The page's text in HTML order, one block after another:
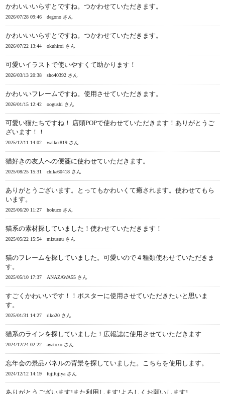
かわいいいらすとですね。つかわせていただきます。
2026/07/28 09:46 degono さん
かわいいいらすとですね。つかわせていただきます。
2026/07/22 13:44 okuhiroi さん
可愛いイラストで使いやすくて助かります！
2026/03/13 20:38 sho40392 さん
かわいいフレームですね。使用させていただきます。
2026/01/15 12:42 oogushi さん
可愛い猫たちですね！ 店頭POPで使わせていただきます！ありがとうご
ざいます！！
2025/12/11 14:02 walker819 さん
猫好きの友人への便箋に使わせていただきます。
2025/08/25 15:31 chika60418 さん
ありがとうございます。とってもかわいくて癒されます。使わせてもら
います。
2025/06/20 11:27 hokuco さん
猫系の素材探していました！使わせていただきます！
2025/05/22 15:54 mizusuu さん
猫のフレームを探していました。可愛いので４種類使わせていただきま
す。
2025/05/10 17:37 ANAZAWA55 さん
すごくかわいいです！！ポスターに使用させていただきたいと思いま
す。
2025/01/31 14:27 riko20 さん
猫系のラインを探していました！広報誌に使用させていただきます
2024/12/24 02:22 ayatoxo さん
忘年会の景品パネルの背景を探していました。こちらを使用します。
2024/12/12 14:19 fujifujiya さん
ありがとうございます!また利用します!よろしくお願いします!